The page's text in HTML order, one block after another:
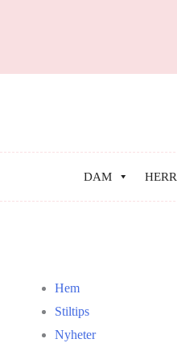
DAM HERR
Hem
Stiltips
Nyheter